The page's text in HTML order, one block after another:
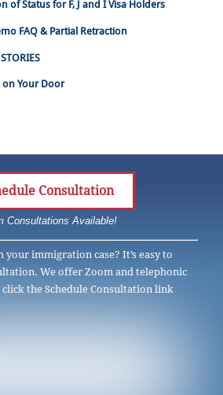
of Status for F, J and I Visa Holders
FAQ & Partial Retraction
on Your Door
Consultation
Consultations Available!
your immigration case? It’s easy to
We offer Zoom and telephonic
the Schedule Consultation link